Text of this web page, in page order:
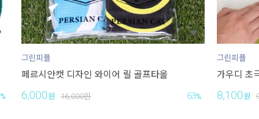
%
그린피플
페르시안캣 디자인 와이어 릴 골프타올
6,000원 16,000원 63%
그린피플
가우디 초
8,100원